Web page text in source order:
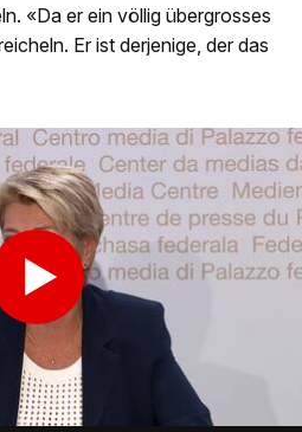
«Da er ein völlig übergrosses
Er ist derjenige, der das